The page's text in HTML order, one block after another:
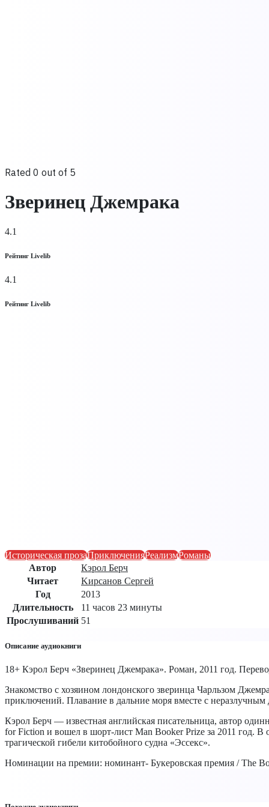
Rated 0 out of 5
Зверинец Джемрака
4.1
Рейтинг Livelib
4.1
Рейтинг Livelib
Историческая прозаПриключенияРеализмРоманы
Автор
Кэрол Берч
Читает
Kирсанов Сергей
Год
2013
Длительность
11 часов 23 минуты
Прослушиваний 51
Описание аудиокниги
18+ Кэрол Берч «Зверинец Джемрака». Роман, 2011 год.
Знакомство с хозяином лондонского зверинца Чарльзом
приключений. Плавание в дальние моря вместе с
Кэрол Берч — известная английская писательница, автор
for Fiction и вошел в шорт-лист Man Booker Prize за 2011 год. В
трагической гибели китобойного судна «Эссекс».
Номинации на премии: номинант- Букеровская премия / The